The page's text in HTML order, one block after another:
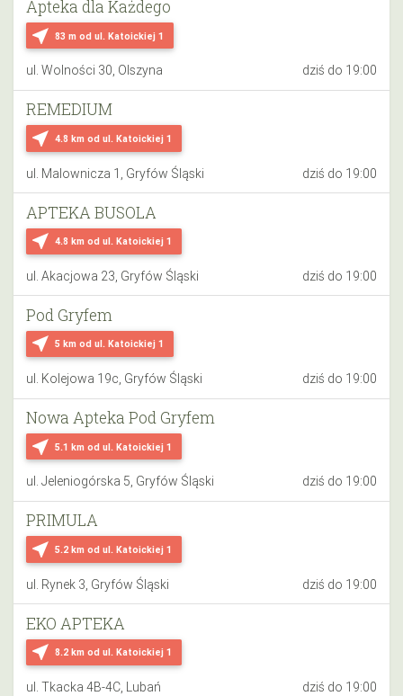
near_me 83 m od ul. Katoickiej 1
Apteka dla Każdego
ul. Wolności 30, Olszyna dziś do 19:00
near_me 4.8 km od ul. Katoickiej 1
REMEDIUM
ul. Malownicza 1, Gryfów Śląski dziś do 19:00
near_me 4.8 km od ul. Katoickiej 1
APTEKA BUSOLA
ul. Akacjowa 23, Gryfów Śląski dziś do 19:00
near_me 5 km od ul. Katoickiej 1
Pod Gryfem
ul. Kolejowa 19c, Gryfów Śląski dziś do 19:00
near_me 5.1 km od ul. Katoickiej 1
Nowa Apteka Pod Gryfem
ul. Jeleniogórska 5, Gryfów Śląski dziś do 19:00
near_me 5.2 km od ul. Katoickiej 1
PRIMULA
ul. Rynek 3, Gryfów Śląski dziś do 19:00
near_me 8.2 km od ul. Katoickiej 1
EKO APTEKA
ul. Tkacka 4B-4C, Lubań dziś do 19:00